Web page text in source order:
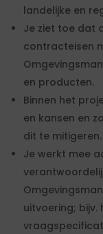
landelijke en
Je ziet toe dat
contracteisen
en producten.
Binnen het
en kansen en
dit te mitigeren.
Je werkt mee
uitvoering;